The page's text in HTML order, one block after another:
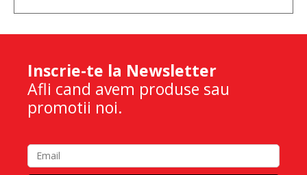
Inscrie-te la Newsletter
Afli cand avem produse sau
promotii noi.